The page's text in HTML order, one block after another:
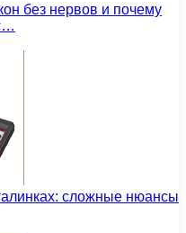
без нервов и почему
сложные нюансы